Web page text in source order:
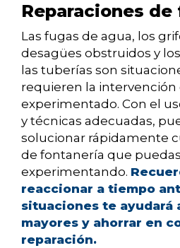
Reparaciones
Las fugas de agua, los
desagües obstruidos y
las tuberías son
requieren la
experimentado. Con el
y técnicas adecuadas,
solucionar rápidamente
de fontanería que
experimentando.
reaccionar a tiempo
situaciones te ayudará
mayores y ahorrar en
reparación.